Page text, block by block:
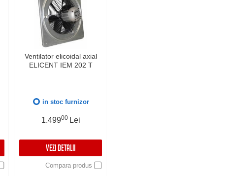
Ventilator elicoidal axial
ELICENT IEM 202 T
in stoc furnizor
1.49900 Lei
VEZI DETALII
Compara produs